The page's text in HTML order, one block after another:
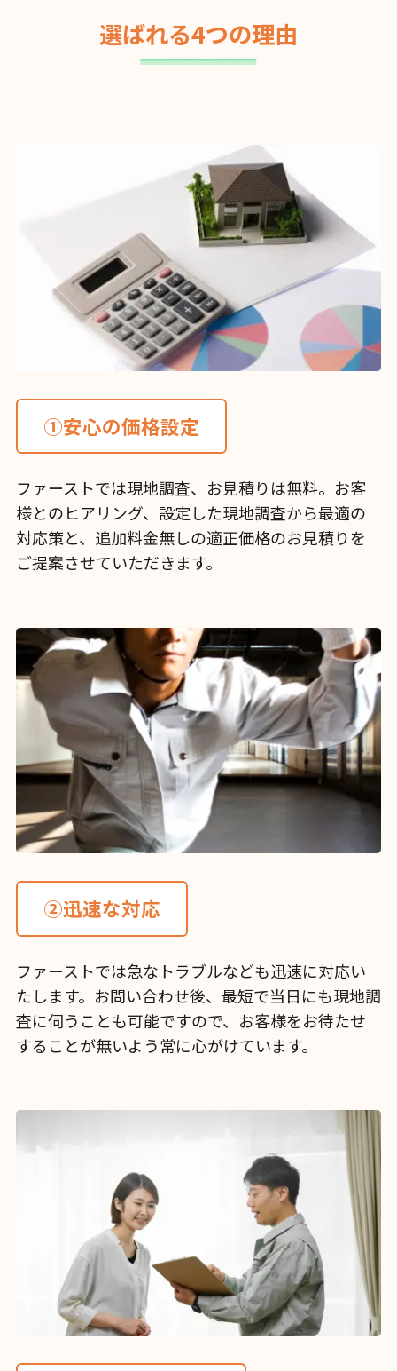
選ばれる4つの理由
①安心の価格設定
ファーストでは現地調査、お見積りは無料。お客
様とのヒアリング、設定した現地調査から最適の
対応策と、追加料金無しの適正価格のお見積りを
ご提案させていただきます。
②迅速な対応
ファーストでは急なトラブルなども迅速に対応い
たします。お問い合わせ後、最短で当日にも現地調
査に伺うことも可能ですので、お客様をお待たせ
することが無いよう常に心がけています。